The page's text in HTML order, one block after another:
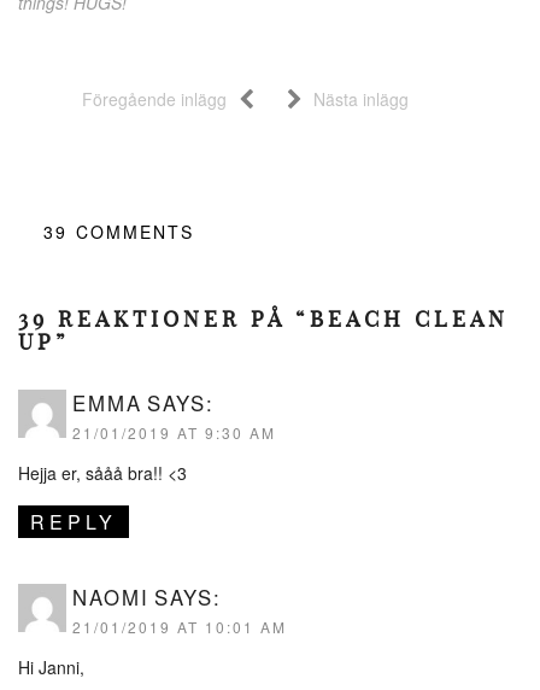
Föregående inlägg Nästa inlägg
39 COMMENTS
39 REAKTIONER PÅ “BEACH CLEAN
UP”
EMMA SAYS:
21/01/2019 AT 9:30 AM
Hejja er, sååå bra!! <3
REPLY
NAOMI SAYS:
21/01/2019 AT 10:01 AM
Hi Janni,